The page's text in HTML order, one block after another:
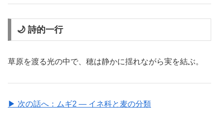
🌙 詩的一行
草原を渡る光の中で、穂は静かに揺れながら実を結ぶ。
▶ 次の話へ：ムギ2 ― イネ科と麦の分類